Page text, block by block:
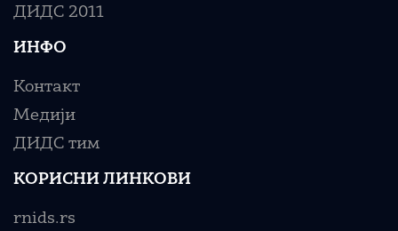
ДИДС 2011
ИНФО
Контакт
Медији
ДИДС тим
КОРИСНИ ЛИНКОВИ
rnids.rs